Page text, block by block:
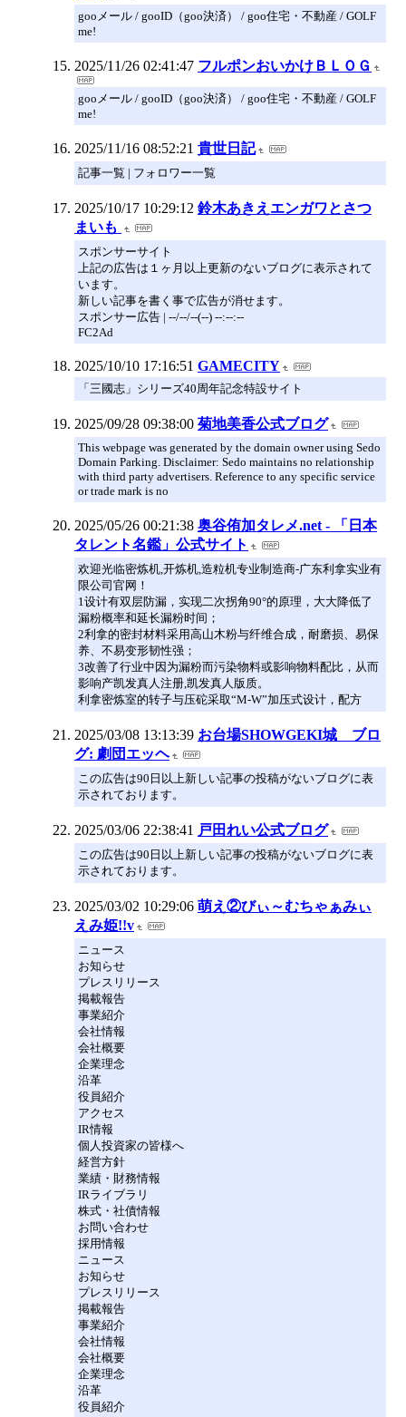
gooメール / gooID（goo決済） / goo住宅・不動産 / GOLF
me!
2025/11/26 02:41:47 フルポンおいかけＢＬＯＧ
gooメール / gooID（goo決済） / goo住宅・不動産 / GOLF
me!
2025/11/16 08:52:21 貴世日記
記事一覧 | フォロワー一覧
2025/10/17 10:29:12 鈴木あきえエンガワとさつ
まいも
スポンサーサイト
上記の広告は１ヶ月以上更新のないブログに表示されて
います。
新しい記事を書く事で広告が消せます。
スポンサー広告 | --/--/--(--) --:--:--
FC2Ad
2025/10/10 17:16:51 GAMECITY
「三國志」シリーズ40周年記念特設サイト
2025/09/28 09:38:00 菊地美香公式ブログ
This webpage was generated by the domain owner using Sedo
Domain Parking. Disclaimer: Sedo maintains no relationship
with third party advertisers. Reference to any specific service
or trade mark is no
2025/05/26 00:21:38 奥谷侑加タレメ.net - 「日本
タレント名鑑」公式サイト
欢迎光临密炼机,开炼机,造粒机专业制造商-广东利拿实业有
限公司官网！
1设计有双层防漏，实现二次拐角90°的原理，大大降低了
漏粉概率和延长漏粉时间；
2利拿的密封材料采用高山木粉与纤维合成，耐磨损、易保
养、不易变形韧性强；
3改善了行业中因为漏粉而污染物料或影响物料配比，从而
影响产凯发真人注册,凯发真人版质。
利拿密炼室的转子与压砣采取“M-W”加压式设计，配方
2025/03/08 13:13:39 お台場SHOWGEKI城 ブロ
グ: 劇団エッヘ
この広告は90日以上新しい記事の投稿がないブログに表
示されております。
2025/03/06 22:38:41 戸田れい公式ブログ
この広告は90日以上新しい記事の投稿がないブログに表
示されております。
2025/03/02 10:29:06 萌え②びぃ～むちゃぁみぃ
えみ姫!!v
ニュース
お知らせ
プレスリリース
掲載報告
事業紹介
会社情報
会社概要
企業理念
沿革
役員紹介
アクセス
IR情報
個人投資家の皆様へ
経営方針
業績・財務情報
IRライブラリ
株式・社債情報
お問い合わせ
採用情報
ニュース
お知らせ
プレスリリース
掲載報告
事業紹介
会社情報
会社概要
企業理念
沿革
役員紹介